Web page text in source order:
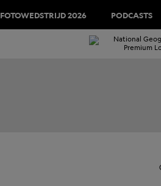
FOTOWEDSTRIJD 2026 PODCASTS